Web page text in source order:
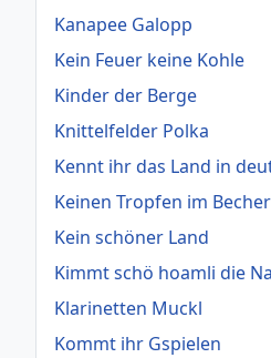
Kanapee Galopp
Kein Feuer keine Kohle
Kinder der Berge
Knittelfelder Polka
Kennt ihr das Land in
Keinen Tropfen im
Kein schöner Land
Kimmt schö hoamli die
Klarinetten Muckl
Kommt ihr Gspielen